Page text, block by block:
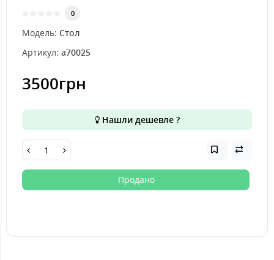
0
Модель: Стол
Артикул: a70025
3500грн
Нашли дешевле ?
Продано